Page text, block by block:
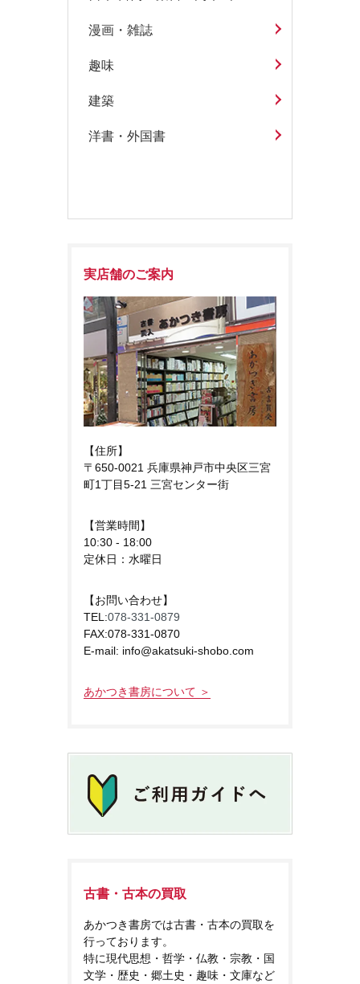
漫画・雑誌
趣味
建築
洋書・外国書
実店舗のご案内
【住所】
〒650-0021 兵庫県神戸市中央区三宮
町1丁目5-21 三宮センター街
【営業時間】
10:30 - 18:00
定休日：水曜日
【お問い合わせ】
TEL:078-331-0879
FAX:078-331-0870
E-mail: info@akatsuki-shobo.com
あかつき書房について ＞
古書・古本の買取
あかつき書房では古書・古本の買取を
行っております。
特に現代思想・哲学・仏教・宗教・国
文学・歴史・郷土史・趣味・文庫など